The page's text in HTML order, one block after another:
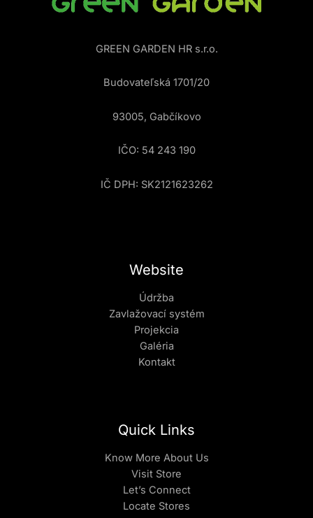
GREEN GARDEN HR s.r.o.
Budovateľská 1701/20
93005, Gabčíkovo
IČO: 54 243 190
IČ DPH: SK2121623262
Website
Údržba
Zavlažovací systém
Projekcia
Galéria
Kontakt
Quick Links
Know More About Us
Visit Store
Let’s Connect
Locate Stores